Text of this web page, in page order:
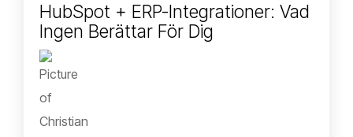
HubSpot + ERP-Integrationer: Vad
Ingen Berättar För Dig